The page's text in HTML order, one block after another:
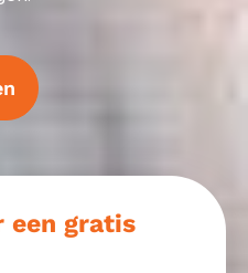
een gratis